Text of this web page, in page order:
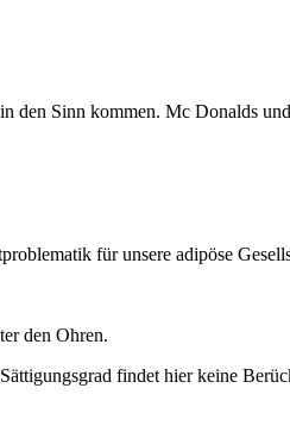
Sinn kommen. Mc Donalds
für unsere adipöse
den Ohren.
findet hier keine